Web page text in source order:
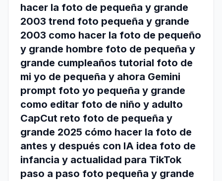
hacer la foto de pequeña y grande
2003 trend foto pequeña y grande
2003 como hacer la foto de pequeño
y grande hombre foto de pequeña y
grande cumpleaños tutorial foto de
mi yo de pequeña y ahora Gemini
prompt foto yo pequeña y grande
como editar foto de niño y adulto
CapCut reto foto de pequeña y
grande 2025 cómo hacer la foto de
antes y después con IA idea foto de
infancia y actualidad para TikTok
paso a paso foto pequeña y grande